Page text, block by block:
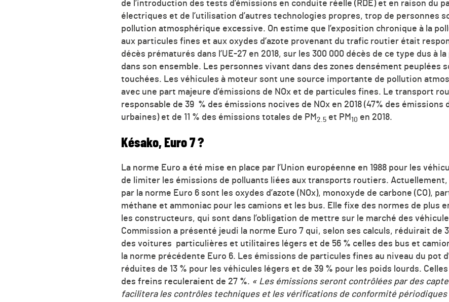
de l’introduction des tests d’émissions en conduite réelle (RDE) et en raison du
électriques et de l’utilisation d’autres technologies propres, trop de personnes
pollution atmosphérique excessive. On estime que l’exposition chronique à la
aux particules fines et aux oxydes d’azote provenant du trafic routier était
décès prématurés dans l’UE-27 en 2018, sur les 300 000 décès de ce type dus à
dans son ensemble. Les personnes vivant dans des zones densément peuplées
touchées. Les véhicules à moteur sont une source importante de pollution
avec une part majeure d’émissions de NOx et de particules fines. Le transport
responsable de 39 % des émissions nocives de NOx en 2018 (47% des émissions
urbaines) et de 11 % des émissions totales de PM 2.5 et PM 10 en 2018.
Késako, Euro 7 ?
La norme Euro a été mise en place par l’Union européenne en 1988 pour les
de limiter les émissions de polluants liées aux transports routiers.
par la norme Euro 6 sont les oxydes d’azote (NOx), monoxyde de carbone (CO),
méthane et ammoniac pour les camions et les bus. Elle fixe des normes de plus
les constructeurs, qui sont dans l’obligation de mettre sur le marché des
Commission a présenté jeudi la norme Euro 7 qui, selon ses calculs, réduirait de
des voitures particulières et utilitaires légers et de 56 % celles des bus et
la norme précédente Euro 6. Les émissions de particules fines au niveau du pot
réduites de 13 % pour les véhicules légers et de 39 % pour les poids lourds.
des freins reculeraient de 27 %. « Les émissions seront contrôlées par des
facilitera les contrôles techniques et les vérifications de conformité périodiques